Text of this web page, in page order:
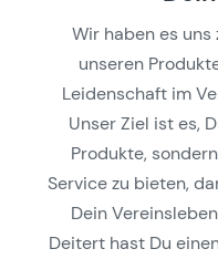
Wir haben es
unseren
Leidenschaft im
Unser Ziel ist es,
Produkte,
Service zu bieten,
Dein
Deitert hast Du